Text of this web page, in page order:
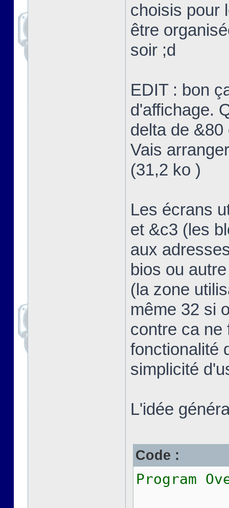
choisis pour
être
soir ;d
EDIT : bon
d'affichage.
delta de
Vais
(31,2 ko )
Les écrans
et &c3 (les
aux
bios ou
(la zone
même 32 si
contre ca ne
fonctionalité
simplicité
L'idée
Code :
Program